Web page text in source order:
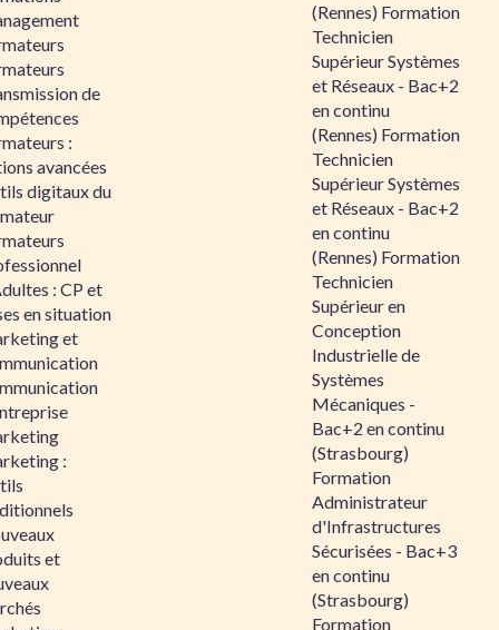
de
:
avancées
digitaux du
: CP et
en situation
et
:
et
(Rennes) Formation
Technicien
Supérieur Systèmes
et Réseaux - Bac+2
en continu
(Rennes) Formation
Technicien
Supérieur Systèmes
et Réseaux - Bac+2
en continu
(Rennes) Formation
Technicien
Supérieur en
Conception
Industrielle de
Systèmes
Mécaniques -
Bac+2 en continu
(Strasbourg)
Formation
Administrateur
d'Infrastructures
Sécurisées - Bac+3
en continu
(Strasbourg)
Formation